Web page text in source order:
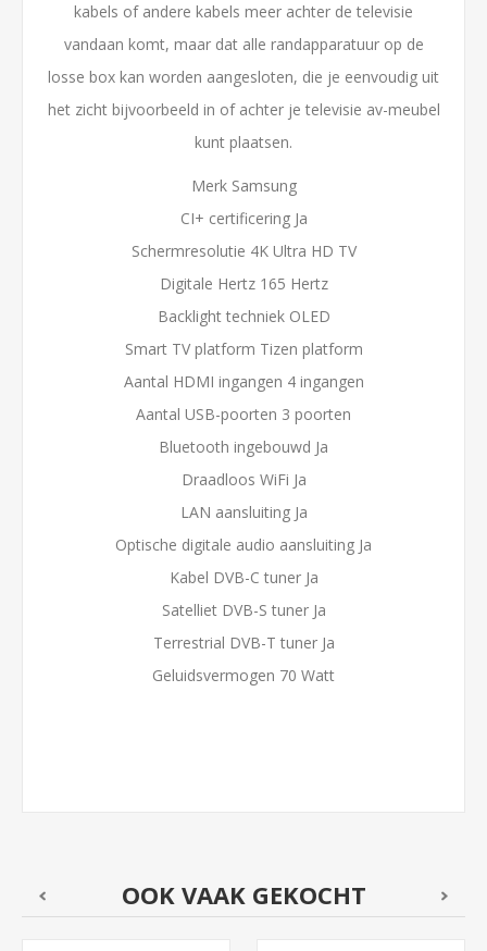
kabels of andere kabels meer achter de televisie
vandaan komt, maar dat alle randapparatuur op de
losse box kan worden aangesloten, die je eenvoudig uit
het zicht bijvoorbeeld in of achter je televisie av-meubel
kunt plaatsen.
Merk Samsung
CI+ certificering Ja
Schermresolutie 4K Ultra HD TV
Digitale Hertz 165 Hertz
Backlight techniek OLED
Smart TV platform Tizen platform
Aantal HDMI ingangen 4 ingangen
Aantal USB-poorten 3 poorten
Bluetooth ingebouwd Ja
Draadloos WiFi Ja
LAN aansluiting Ja
Optische digitale audio aansluiting Ja
Kabel DVB-C tuner Ja
Satelliet DVB-S tuner Ja
Terrestrial DVB-T tuner Ja
Geluidsvermogen 70 Watt
OOK VAAK GEKOCHT